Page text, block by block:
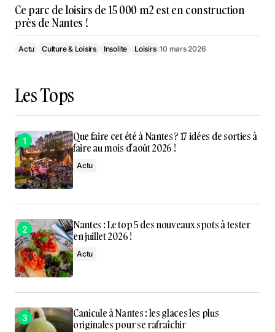
Ce parc de loisirs de 15 000 m2 est en construction
près de Nantes !
Actu Culture & Loisirs Insolite Loisirs 10 mars 2026
Les Tops
Que faire cet été à Nantes ? 17 idées de sorties à
faire au mois d’août 2026 !
Actu
Nantes : Le top 5 des nouveaux spots à tester
en juillet 2026 !
Actu
Canicule à Nantes : les glaces les plus
originales pour se rafraîchir